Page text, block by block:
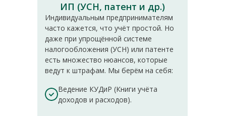
ИП (УСН, патент и др.)
Индивидуальным предпринимателям
часто кажется, что учёт простой. Но
даже при упрощённой системе
налогообложения (УСН) или патенте
есть множество нюансов, которые
ведут к штрафам. Мы берём на себя:
Ведение КУДиР (Книги учёта
доходов и расходов).